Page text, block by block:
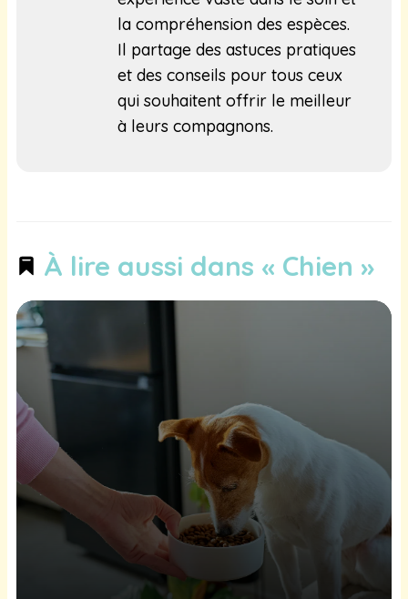
la compréhension des espèces.
Il partage des astuces pratiques
et des conseils pour tous ceux
qui souhaitent offrir le meilleur
à leurs compagnons.
À lire aussi dans « Chien »